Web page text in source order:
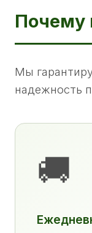
Почему
Мы
надежность
🚚